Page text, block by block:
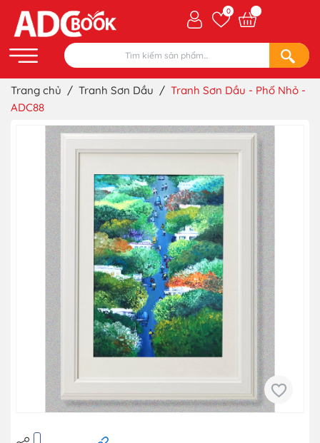
0
Trang chủ / Tranh Sơn Dầu / Tranh Sơn Dầu - Phố Nhỏ -
ADC88